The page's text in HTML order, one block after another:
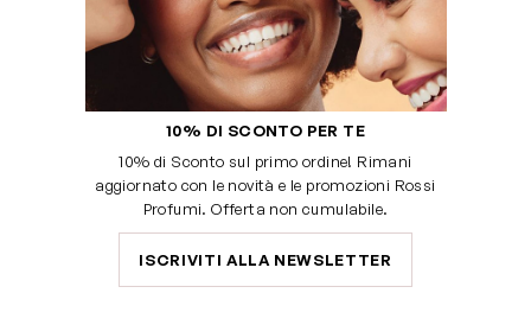
10% DI SCONTO PER TE
10% di Sconto sul primo ordine! Rimani
aggiornato con le novità e le promozioni Rossi
Profumi. Offerta non cumulabile.
ISCRIVITI ALLA NEWSLETTER